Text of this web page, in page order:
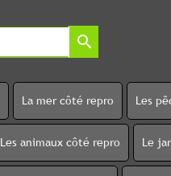
search
La mer côté repro Les
Les animaux côté repro Le